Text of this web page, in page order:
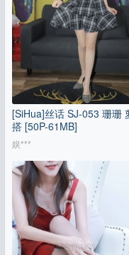
[SiHua]丝话 SJ-053 珊珊
搭 [50P-61MB]
娱***